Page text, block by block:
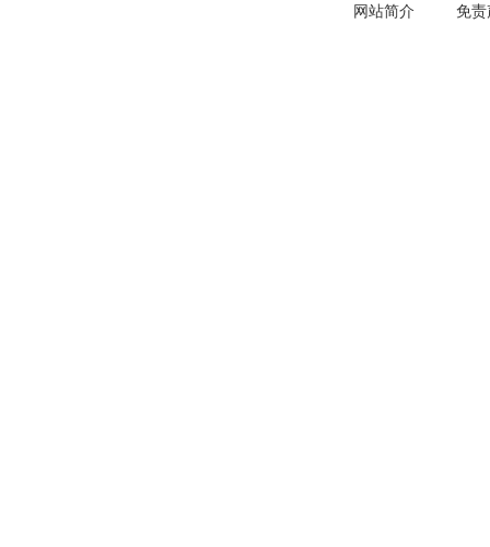
网站简介 免责